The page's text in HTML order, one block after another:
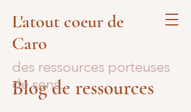
L'atout coeur de
Caro
des ressources porteuses
de sens...
Blog de ressources